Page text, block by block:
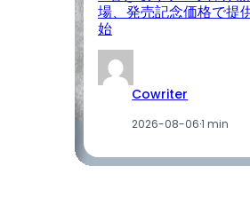
場、発売記念価格で提
始
Cowriter
2026-08-06·1 min